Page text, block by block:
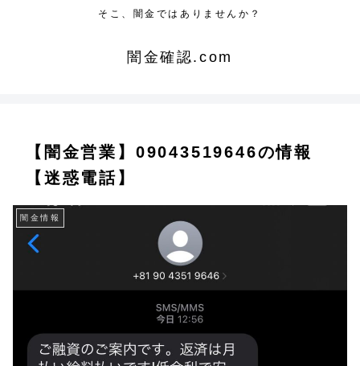
そこ、闇金ではありませんか？
闇金確認.com
【闇金営業】09043519646の情報
【迷惑電話】
闇金情報